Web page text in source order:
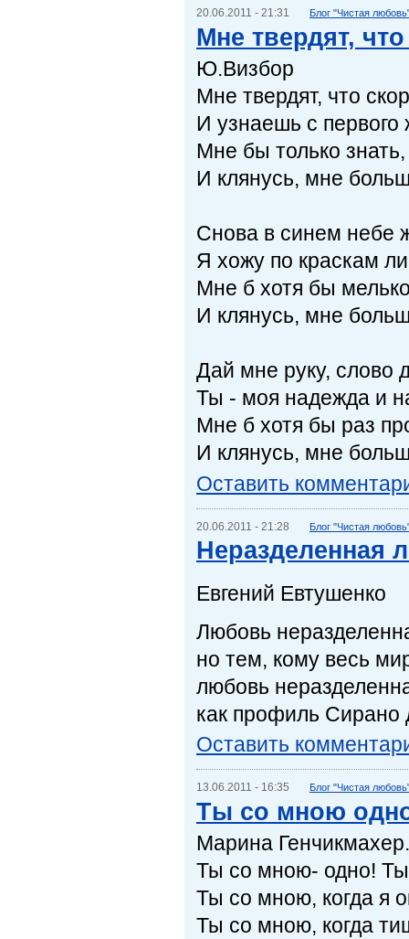
20.06.2011 - 21:31 Блог "Чистая
Мне твердят,
Ю.Визбор
Мне твердят, что
И узнаешь с первого
Мне бы только
И клянусь, мне
Снова в синем небе
Я хожу по краскам
Мне б хотя бы
И клянусь, мне
Дай мне руку, слово
Ты - моя надежда и
Мне б хотя бы раз
И клянусь, мне
Оставить
20.06.2011 - 21:28 Блог "Чистая
Неразделенная
Евгений Евтушенко
Любовь
но тем, кому весь
любовь
как профиль Сирано
Оставить
13.06.2011 - 16:35 Блог "Чистая
Ты со мною
Маринa
Ты со мною- одно! Ты
Ты со мною, когда я
Ты со мною, когда